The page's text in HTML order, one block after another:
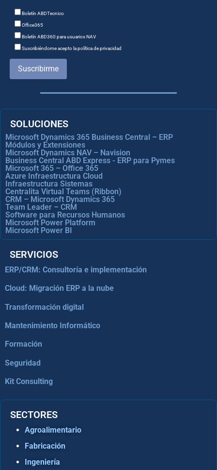
Boletín ABDTecnico
Office365
Boletín ABD360 para usuarios NAV
Suscribiéndome acepto la política de privacidad
Suscribirme
SOLUCIONES
Microsoft Dynamics 365 Business Central – ERP
Módulos y Extensiones
Microsoft Dynamics NAV – Navision
Business Central ABD Express - ERP para Pymes
Microsoft 365 – Office 365
Azure Infraestructura Cloud
Infraestructura Sistemas
Centralita Virtual Teams (Ribbon)
CRM – Microsoft Dynamics 365
Team Leader – CRM
Software para Recursos Humanos
Microsoft Power Platform
Microsoft Power BI
SERVICIOS
ERP/CRM: Consultoría e implementación
Cloud: Migración ERP a la nube
Transformación digital
Mantenimiento Informático
Formación
Seguridad
Kit Consulting
SECTORES
Agroalimentario
Fabricación
Ingeniería